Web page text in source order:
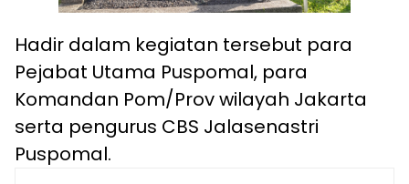
Hadir dalam kegiatan tersebut para
Pejabat Utama Puspomal, para
Komandan Pom/Prov wilayah Jakarta
serta pengurus CBS Jalasenastri
Puspomal.